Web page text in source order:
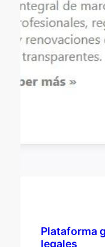
Plataforma
legales